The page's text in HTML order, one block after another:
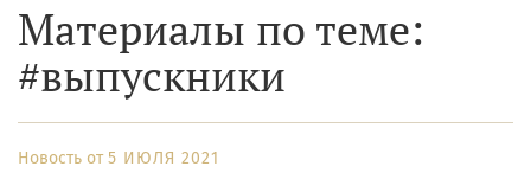
Материалы по теме:
#выпускники
Новость от 5 ИЮЛЯ 2021